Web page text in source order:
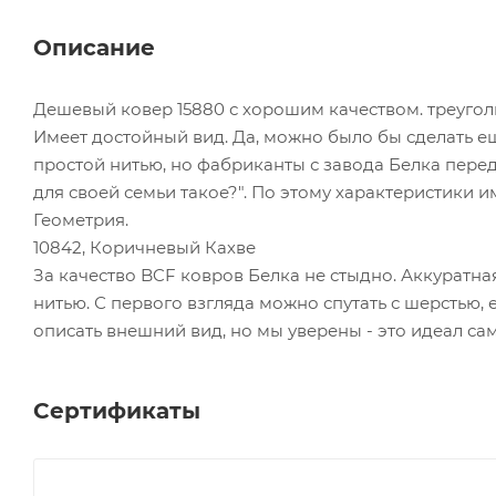
Описание
Дешевый ковер 15880 с хорошим качеством.
Имеет достойный вид. Да, можно было бы сделать
простой нитью, но фабриканты с завода Белка
для своей семьи такое?". По этому характеристики
Геометрия.
10842, Коричневый Кахве
За качество BCF ковров Белка не стыдно.
нитью. С первого взгляда можно спутать с
описать внешний вид, но мы уверены - это идеал
Сертификаты